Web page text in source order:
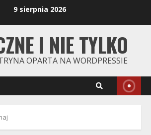
9 sierpnia 2026
I NIE TYLKO
OPARTA NA WORDPRESSIE